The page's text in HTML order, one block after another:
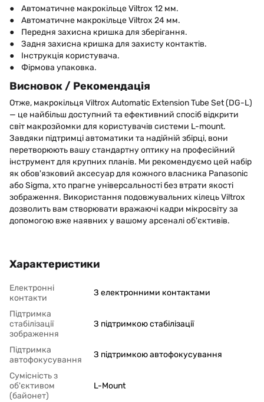
● Автоматичне макрокільце Viltrox 12 мм.
● Автоматичне макрокільце Viltrox 24 мм.
● Передня захисна кришка для зберігання.
● Задня захисна кришка для захисту контактів.
● Інструкція користувача.
● Фірмова упаковка.
Висновок / Рекомендація
Отже, макрокільця Viltrox Automatic Extension Tube Set (DG-L)
— це найбільш доступний та ефективний спосіб відкрити
світ макрозйомки для користувачів системи L-mount.
Завдяки підтримці автоматики та надійній збірці, вони
перетворюють вашу стандартну оптику на професійний
інструмент для крупних планів. Ми рекомендуємо цей набір
як обов'язковий аксесуар для кожного власника Panasonic
або Sigma, хто прагне універсальності без втрати якості
зображення. Використання подовжувальних кілець Viltrox
дозволить вам створювати вражаючі кадри мікросвіту за
допомогою вже наявних у вашому арсеналі об'єктивів.
Характеристики
Електронні
контакти
З електронними контактами
Підтримка
стабілізації
зображення
З підтримкою стабілізації
Підтримка
автофокусування
З підтримкою автофокусування
Сумісність з
об'єктивом
(байонет)
L-Mount